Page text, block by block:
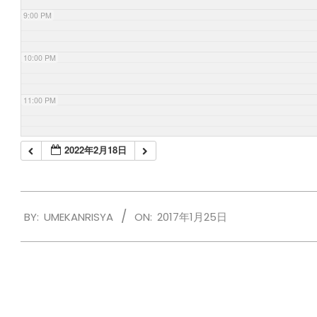
9:00 PM
10:00 PM
11:00 PM
2022年2月18日
01-
BY: UMEKANRISYA ON: 2017年1月25日